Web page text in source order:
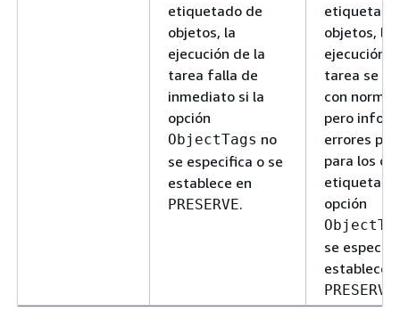
etiquetado de
objetos, la
ejecución de la
tarea falla de
inmediato si la
opción
ObjectTags no
se especifica o se
establece en
PRESERVE.
objetos, la
ejecución
tarea se
con
pero
errores
para los
opción
se
establece
PRESERVE